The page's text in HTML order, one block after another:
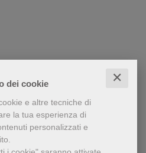
dei cookie ✕
e altre tecniche di
la tua esperienza di
personalizzati e